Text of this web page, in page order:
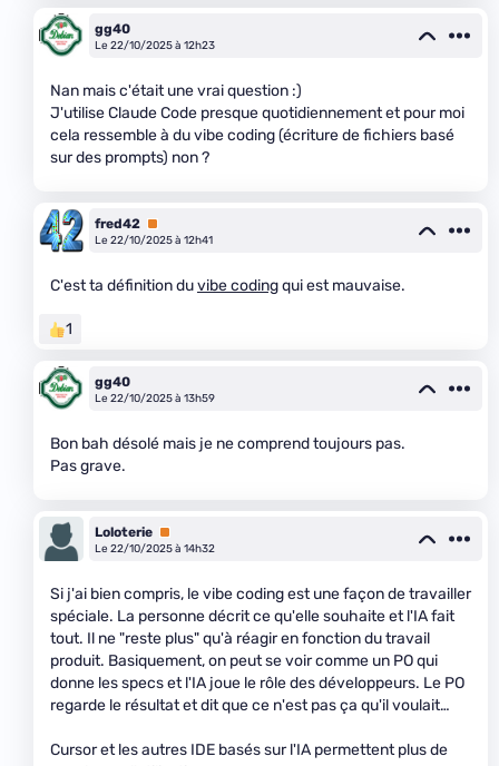
gg40
Le 22/10/2025 à 12h23
Nan mais c'était une vrai question :)
J'utilise Claude Code presque quotidiennement et pour moi
cela ressemble à du vibe coding (écriture de fichiers basé
sur des prompts) non ?
fred42 Premium
Le 22/10/2025 à 12h41
C'est ta définition duvibe codingqui est mauvaise.
1
gg40
Le 22/10/2025 à 13h59
Bon bah désolé mais je ne comprend toujours pas.
Pas grave.
Loloterie Premium
Le 22/10/2025 à 14h32
Si j'ai bien compris, le vibe coding est une façon de travailler
spéciale. La personne décrit ce qu'elle souhaite et l'IA fait
tout. Il ne "reste plus" qu'à réagir en fonction du travail
produit. Basiquement, on peut se voir comme un PO qui
donne les specs et l'IA joue le rôle des développeurs. Le PO
regarde le résultat et dit que ce n'est pas ça qu'il voulait…
Cursor et les autres IDE basés sur l'IA permettent plus de